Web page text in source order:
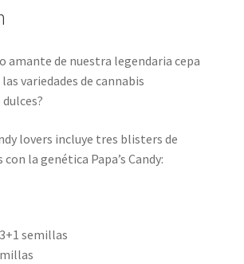
amante de nuestra legendaria cepa
las variedades de cannabis
lovers incluye tres blisters de
la genética Papa’s Candy:
semillas